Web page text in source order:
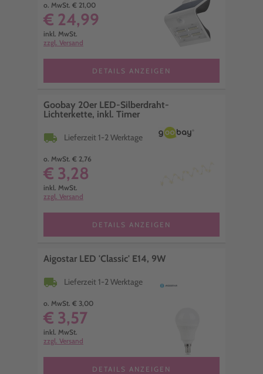
o. MwSt. € 21,00
€ 24,99
inkl. MwSt.
zzgl. Versand
DETAILS ANZEIGEN
Goobay 20er LED-Silberdraht-
Lichterkette, inkl. Timer
local_shipping Lieferzeit 1-2 Werktage
o. MwSt. € 2,76
€ 3,28
inkl. MwSt.
zzgl. Versand
DETAILS ANZEIGEN
Aigostar LED 'Classic' E14, 9W
local_shipping Lieferzeit 1-2 Werktage
o. MwSt. € 3,00
€ 3,57
inkl. MwSt.
zzgl. Versand
DETAILS ANZEIGEN